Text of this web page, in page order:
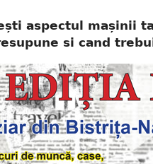
aspectul mașinii
si cand